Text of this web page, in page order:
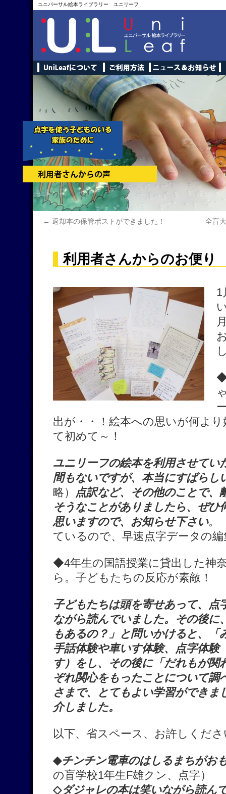
ユニバーサル絵本ライブラリー ユニリーフ
← 返却本の保管ポストができました！ 全盲
利用者さんからのお便
1
◆
出が・・！絵本への思いが何よ
て初めて～！
ユニリーフの絵本を利用させてい
間もないですが、本当にすばらし
略） 点訳など、その他のことで、
そうなことがありましたら、ぜひ
思いますので、お知らせ下さい。
ているので、早速点字データの
◆4年生の国語授業に貸出した神
ら。子どもたちの反応が素敵！
子どもたちは頭を寄せあって、点
ながら読んでいました。その後に
もあるの？」と問いかけると、「
手話体験や車いす体験、点字体験
す）をし、その後に「だれもが関
ぞれ関心をもったことについて調
さまで、とてもよい学習ができま
介しました。
以下、省スペース、お許しくだ
◆チンチン電車のはしるまちがお
の盲学校1年生F雄クン、点字）
◇ダジャレの本は笑いながら読ん